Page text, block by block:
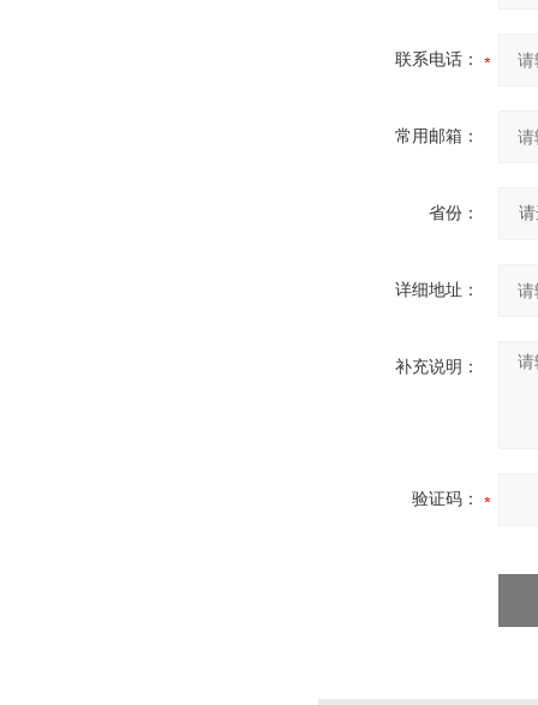
联系电话：
常用邮箱：
省份：
详细地址：
补充说明：
验证码：